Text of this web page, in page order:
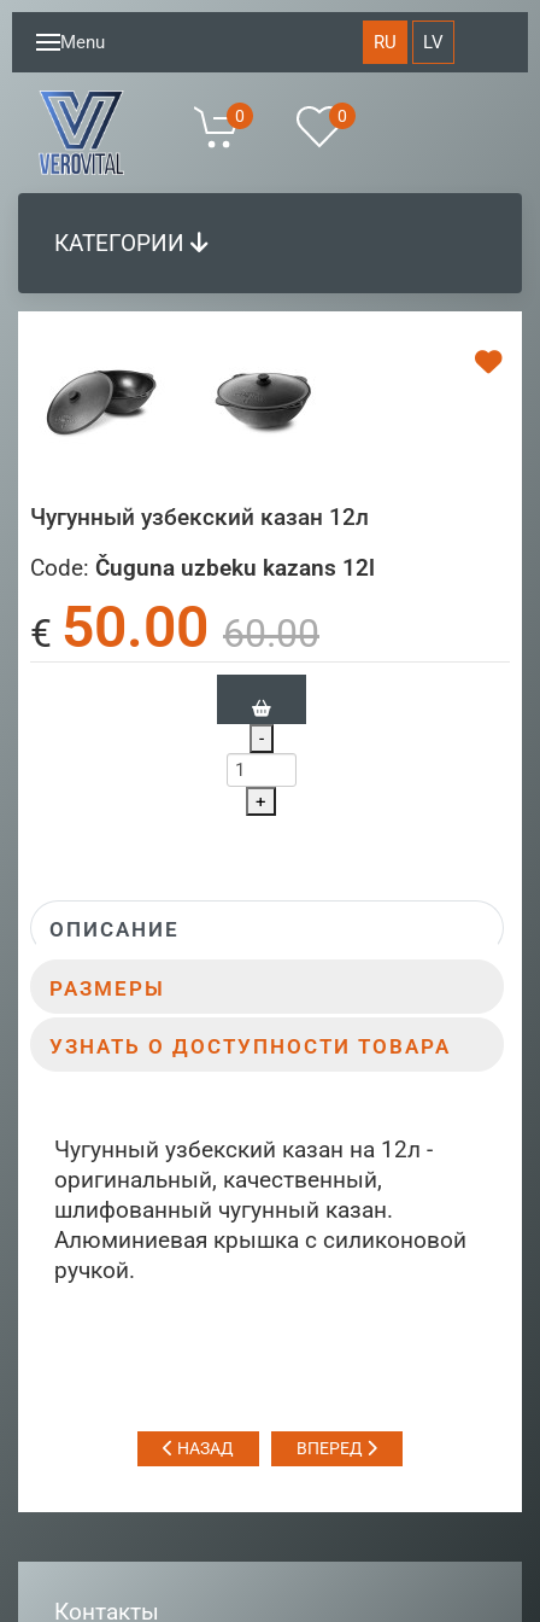
Menu RU LV
0 0
КАТЕГОРИИ
Чугунный узбекский казан 12л
Code: Čuguna uzbeku kazans 12l
€ 50.00 60.00
-
+
ОПИСАНИЕ
РАЗМЕРЫ
УЗНАТЬ О ДОСТУПНОСТИ ТОВАРА
Чугунный узбекский казан на 12л -
оригинальный, качественный,
шлифованный чугунный казан.
Алюминиевая крышка с силиконовой
ручкой.
НАЗАД ВПЕРЕД
Контакты